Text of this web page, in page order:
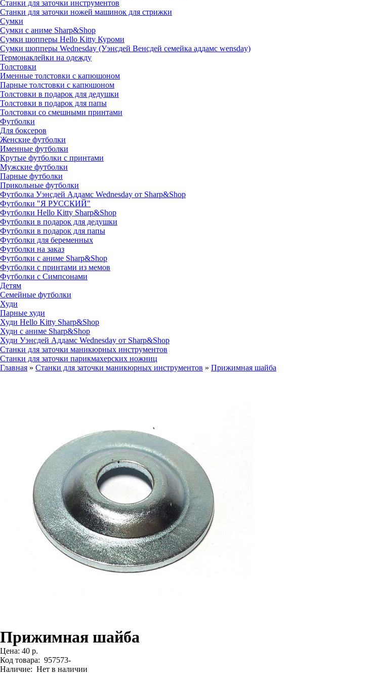
Станки для заточки инструментов
Станки для заточки ножей машинок для стрижки
Сумки
Сумки с аниме Sharp&Shop
Сумки шопперы Hello Kitty Куроми
Сумки шопперы Wednesday (Уэнсдей Венсдей семейка аддамс wensday)
Термонаклейки на одежду
Толстовки
Именные толстовки с капюшоном
Парные толстовки с капюшоном
Толстовки в подарок для дедушки
Толстовки в подарок для папы
Толстовки со смешными принтами
Футболки
Для боксеров
Женские футболки
Именные футболки
Крутые футболки с принтами
Мужские футболки
Парные футболки
Прикольные футболки
Футболка Уэнсдей Аддамс Wednesday от Sharp&Shop
Футболки "Я РУССКИЙ"
Футболки Hello Kitty Sharp&Shop
Футболки в подарок для дедушки
Футболки в подарок для папы
Футболки для беременных
Футболки на заказ
Футболки с аниме Sharp&Shop
Футболки с принтами из мемов
Футболки с Симпсонами
Детям
Семейные футболки
Худи
Парные худи
Худи Hello Kitty Sharp&Shop
Худи с аниме Sharp&Shop
Худи Уэнсдей Аддамс Wednesday от Sharp&Shop
Станки для заточки маникюрных инструментов
Станки для заточки парикмахерских ножниц
Главная » Станки для заточки маникюрных инструментов » Прижимная шайба
Прижимная шайба
Цена: 40 р.
Код товара: 957573-
Наличие: Нет в наличии